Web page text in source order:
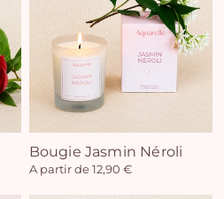
Bougie Jasmin Néroli
A partir de 12,90 €